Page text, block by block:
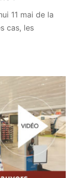
11 mai de la
cas, les